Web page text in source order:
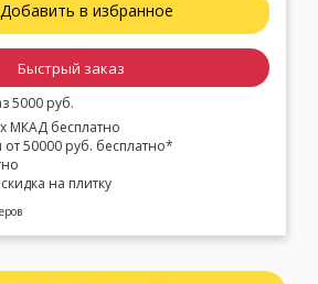
Добавить в избранное
Быстрый заказ
5000 руб.
МКАД бесплатно
от 50000 руб. бесплатно*
на плитку